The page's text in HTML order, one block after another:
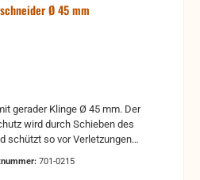
Ø 45 mm
wird durch Schieben des
schützt so vor Verletzungen.
701-0215